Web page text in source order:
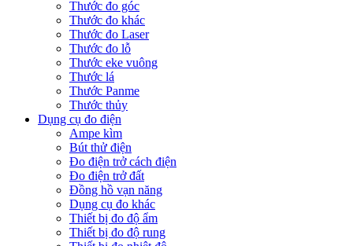
Thước đo góc
Thước đo khác
Thước đo Laser
Thước đo lỗ
Thước eke vuông
Thước lá
Thước Panme
Thước thủy
Dụng cụ đo điện
Ampe kìm
Bút thử điện
Đo điện trở cách điện
Đo điện trở đất
Đồng hồ vạn năng
Dụng cụ đo khác
Thiết bị đo độ ẩm
Thiết bị đo độ rung